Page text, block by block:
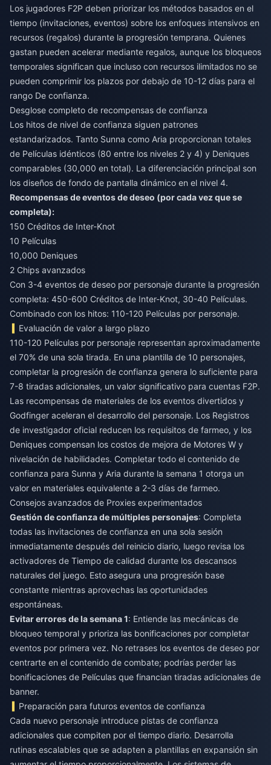
Los jugadores F2P deben priorizar los métodos basados en el
tiempo (invitaciones, eventos) sobre los enfoques intensivos en
recursos (regalos) durante la progresión temprana. Quienes
gastan pueden acelerar mediante regalos, aunque los bloqueos
temporales significan que incluso con recursos ilimitados no se
pueden comprimir los plazos por debajo de 10-12 días para el
rango De confianza.
Desglose completo de recompensas de confianza
Los hitos de nivel de confianza siguen patrones
estandarizados. Tanto Sunna como Aria proporcionan totales
de Películas idénticos (80 entre los niveles 2 y 4) y Deniques
comparables (30,000 en total). La diferenciación principal son
los diseños de fondo de pantalla dinámico en el nivel 4.
Recompensas de eventos de deseo (por cada vez que se
completa):
150 Créditos de Inter-Knot
10 Películas
10,000 Deniques
2 Chips avanzados
Con 3-4 eventos de deseo por personaje durante la progresión
completa: 450-600 Créditos de Inter-Knot, 30-40 Películas.
Combinado con los hitos: 110-120 Películas por personaje.
Evaluación de valor a largo plazo
110-120 Películas por personaje representan aproximadamente
el 70% de una sola tirada. En una plantilla de 10 personajes,
completar la progresión de confianza genera lo suficiente para
7-8 tiradas adicionales, un valor significativo para cuentas F2P.
Las recompensas de materiales de los eventos divertidos y
Godfinger aceleran el desarrollo del personaje. Los Registros
de investigador oficial reducen los requisitos de farmeo, y los
Deniques compensan los costos de mejora de Motores W y
nivelación de habilidades. Completar todo el contenido de
confianza para Sunna y Aria durante la semana 1 otorga un
valor en materiales equivalente a 2-3 días de farmeo.
Consejos avanzados de Proxies experimentados
Gestión de confianza de múltiples personajes: Completa
todas las invitaciones de confianza en una sola sesión
inmediatamente después del reinicio diario, luego revisa los
activadores de Tiempo de calidad durante los descansos
naturales del juego. Esto asegura una progresión base
constante mientras aprovechas las oportunidades
espontáneas.
Evitar errores de la semana 1: Entiende las mecánicas de
bloqueo temporal y prioriza las bonificaciones por completar
eventos por primera vez. No retrases los eventos de deseo por
centrarte en el contenido de combate; podrías perder las
bonificaciones de Películas que financian tiradas adicionales de
banner.
Preparación para futuros eventos de confianza
Cada nuevo personaje introduce pistas de confianza
adicionales que compiten por el tiempo diario. Desarrolla
rutinas escalables que se adapten a plantillas en expansión sin